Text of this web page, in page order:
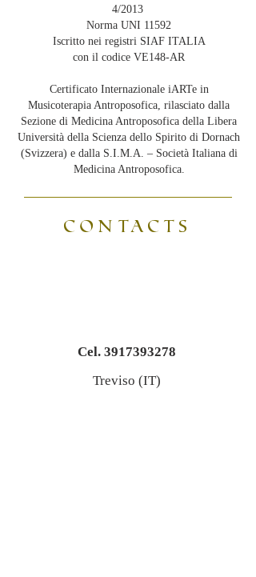
4/2013
Norma UNI 11592
Iscritto nei registri SIAF ITALIA
con il codice VE148-AR
Certificato Internazionale iARTe in
Musicoterapia Antroposofica, rilasciato dalla
Sezione di Medicina Antroposofica della Libera
Università della Scienza dello Spirito di Dornach
(Svizzera) e dalla S.I.M.A. – Società Italiana di
Medicina Antroposofica.
CONTACTS
Cel. 3917393278
Treviso (IT)